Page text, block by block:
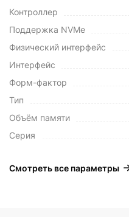
Контроллер
Поддержка NVMe
Физический интерфейс
Интерфейс
Форм-фактор
Тип
Объём памяти
Серия
Смотреть все параметры